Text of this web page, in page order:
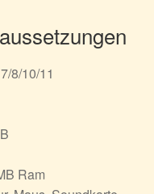
8/10/11
Ram